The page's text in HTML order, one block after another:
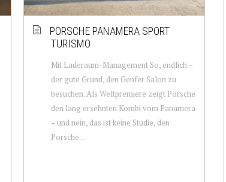
PORSCHE PANAMERA SPORT
TURISMO
Mit Laderaum-Management So, endlich –
der gute Grund, den Genfer Salon zu
besuchen. Als Weltpremiere zeigt Porsche
den lang ersehnten Kombi vom Panamera
– und nein, das ist keine Studie, den
Porsche ...